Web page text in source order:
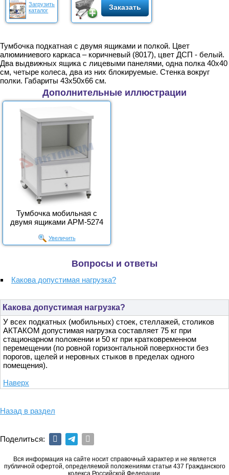
Загрузить
каталог
Заказать
Тумбочка подкатная с двумя ящиками и полкой. Цвет
алюминиевого каркаса – коричневый (8017), цвет ДСП - белый.
Два выдвижных ящика с лицевыми панелями, одна полка 40х40
см, четыре колеса, два из них блокируемые. Стенка вокруг
полки. Габариты 43х50х66 см.
Дополнительные иллюстрации
Тумбочка мобильная с
двумя ящиками АРМ-5274
Увеличить
Вопросы и ответы
Какова допустимая нагрузка?
Какова допустимая нагрузка?
У всех подкатных (мобильных) стоек, стеллажей, столиков
АКТАКОМ допустимая нагрузка составляет 75 кг при
стационарном положении и 50 кг при кратковременном
перемещении (по ровной горизонтальной поверхности без
порогов, щелей и неровных стыков в пределах одного
помещения).
Наверх
Назад в раздел
Поделиться:
Вся информация на сайте носит справочный характер и не является
публичной офертой, определяемой положениями статьи 437 Гражданского
кодекса Российской Федерации.